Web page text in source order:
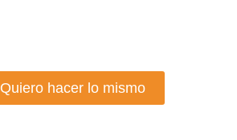
Quiero hacer lo mismo